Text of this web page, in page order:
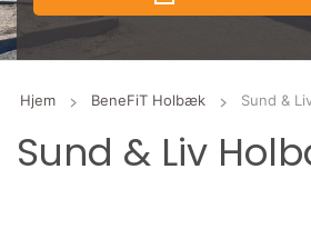
Hjem BeneFiT Holbæk Sund &
Sund & Liv